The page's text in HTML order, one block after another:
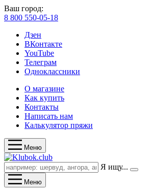
Ваш город:
8 800 550-05-18
Дзен
ВКонтакте
YouTube
Телеграм
Одноклассники
О магазине
Как купить
Контакты
Написать нам
Калькулятор пряжи
Меню
Я ищу...
Меню